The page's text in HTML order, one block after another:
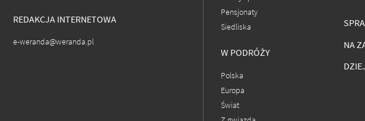
REDAKCJA INTERNETOWA
e-weranda@weranda.pl
Pensjonaty
Siedliska
W PODRÓŻY
Polska
Europa
Świat
NA